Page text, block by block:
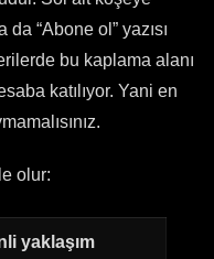
“Abone ol” yazısı
bu kaplama alanı
katılıyor. Yani en
olur:
yaklaşım